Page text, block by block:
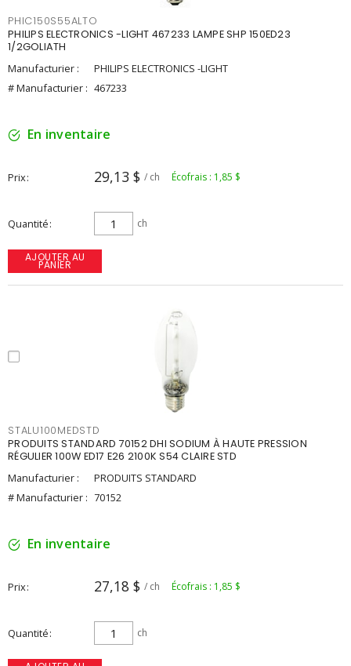
PHIC150S55ALTO
PHILIPS ELECTRONICS -LIGHT 467233 LAMPE SHP 150ED23
1/2GOLIATH
Manufacturier :
PHILIPS ELECTRONICS -LIGHT
# Manufacturier : 467233
En inventaire
Prix 29,13 $ / ch Écofrais : 1,85 $
Quantité ch
AJOUTER AU
PANIER
STALU100MEDSTD
PRODUITS STANDARD 70152 DHI SODIUM À HAUTE PRESSION
RÉGULIER 100W ED17 E26 2100K S54 CLAIRE STD
Manufacturier :
PRODUITS STANDARD
# Manufacturier : 70152
En inventaire
Prix 27,18 $ / ch Écofrais : 1,85 $
Quantité ch